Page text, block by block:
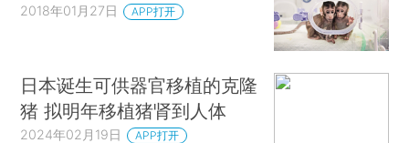
2018年01月27日 APP打开
日本诞生可供器官移植的克隆
猪 拟明年移植猪肾到人体
2024年02月19日 APP打开